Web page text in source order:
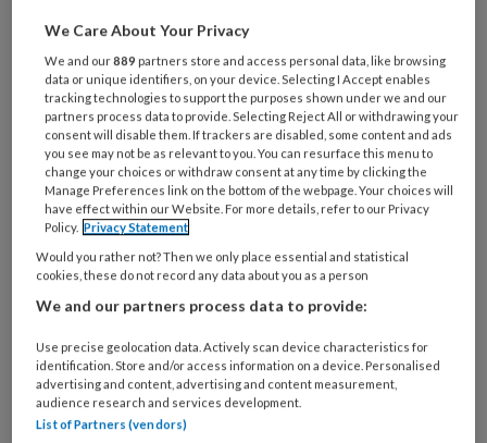
REGISTREREN
Wil je dit artikel lezen?
Maak gratis een account aan en lees 2
artikelen gratis per maand
Al een account of abonnement?
Wat
je
e-
mailadres?
* *
Kies
je
We Care About Your Privacy
We and our889 partners store and access personal data, like browsing
data or unique identifiers, on your device. Selecting I Accept enables
tracking technologies to support the purposes shown under we and our
partners process data to provide. Selecting Reject All or withdrawing your
consent will disable them. If trackers are disabled, some content and ads
you see may not be as relevant to you. You can resurface this menu to
change your choices or withdraw consent at any time by clicking the
Manage Preferences link on the bottom of the webpage. Your choices will
have effect within our Website. For more details, refer to our Privacy
Policy. Privacy Statement
Would you rather not? Then we only place essential and statistical
cookies, these do not record any data about you as a person
We and our partners process data to provide:
Use precise geolocation data. Actively scan device characteristics for
identification. Store and/or access information on a device. Personalised
advertising and content, advertising and content measurement,
audience research and services development.
List of Partners (vendors)